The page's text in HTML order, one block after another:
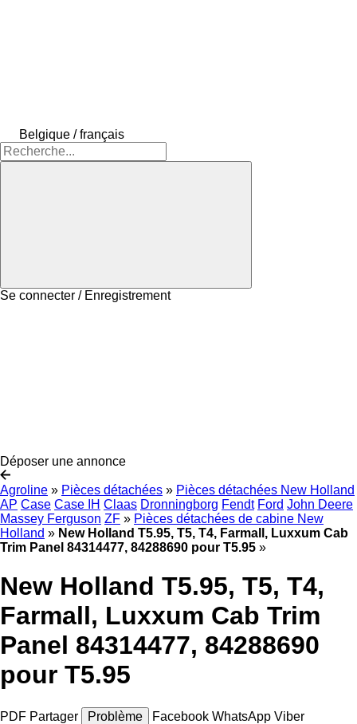
Belgique / français
Se connecter / Enregistrement
Déposer une annonce
Agroline » Pièces détachées » Pièces détachées New Holland
AP Case Case IH Claas Dronningborg Fendt Ford John Deere
Massey Ferguson ZF » Pièces détachées de cabine New
Holland » New Holland T5.95, T5, T4, Farmall, Luxxum Cab
Trim Panel 84314477, 84288690 pour T5.95 »
New Holland T5.95, T5, T4,
Farmall, Luxxum Cab Trim
Panel 84314477, 84288690
pour T5.95
PDF Partager Problème Facebook WhatsApp Viber